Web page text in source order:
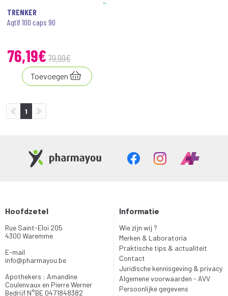
TRENKER
Aqtif 100 caps 90
76,19€ 79,99€
Toevoegen
1
Hoofdzetel
Rue Saint-Eloi 205
4300 Waremme
E-mail
info@pharmayou.be
Apothekers : Amandine
Coulenvaux en Pierre Werner
Bedrijf N°BE 0471848382
Informatie
Wie zijn wij ?
Merken & Laboratoria
Praktische tips & actualiteit
Contact
Juridische kennisgeving & privacy
Algemene voorwaarden - AVV
Persoonlijke gegevens